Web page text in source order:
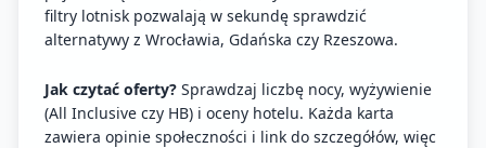
filtry lotnisk pozwalają w sekundę sprawdzić
alternatywy z Wrocławia, Gdańska czy Rzeszowa.
Jak czytać oferty? Sprawdzaj liczbę nocy, wyżywienie
(All Inclusive czy HB) i oceny hotelu. Każda karta
zawiera opinie społeczności i link do szczegółów, więc